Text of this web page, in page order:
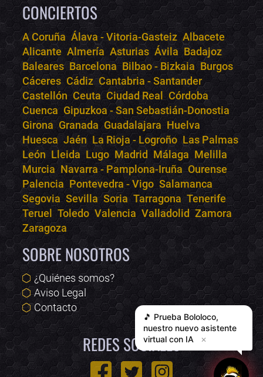
CONCIERTOS
A Coruña Álava - Vitoria-Gasteiz Albacete
Alicante Almería Asturias Ávila Badajoz
Baleares Barcelona Bilbao - Bizkaia Burgos
Cáceres Cádiz Cantabria - Santander
Castellón Ceuta Ciudad Real Córdoba
Cuenca Gipuzkoa - San Sebastián-Donostia
Girona Granada Guadalajara Huelva
Huesca Jaén La Rioja - Logroño Las Palmas
León Lleida Lugo Madrid Málaga Melilla
Murcia Navarra - Pamplona-Iruña Ourense
Palencia Pontevedra - Vigo Salamanca
Segovia Sevilla Soria Tarragona Tenerife
Teruel Toledo Valencia Valladolid Zamora
Zaragoza
SOBRE NOSOTROS
¿Quiénes somos?
Aviso Legal
Contacto
REDES SOCIALES
🎵 Prueba Bololoco,
nuestro nuevo asistente
virtual con IA
✕
Bololoco · conciertos.club
Online · Te ayudo a encontrar conciertos